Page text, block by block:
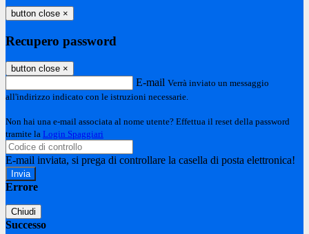
button close ×
Recupero password
button close ×
E-mail Verrà inviato un messaggio
all'indirizzo indicato con le istruzioni necessarie.
Non hai una e-mail associata al nome utente? Effettua il reset della password
tramite la Login Spaggiari
E-mail inviata, si prega di controllare la casella di posta elettronica!
Errore
Chiudi
Successo